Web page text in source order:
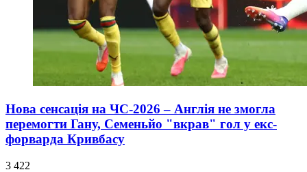
Нова сенсація на ЧС-2026 – Англія не змогла
перемогти Гану, Семеньйо "вкрав" гол у екс-
форварда Кривбасу
3 422